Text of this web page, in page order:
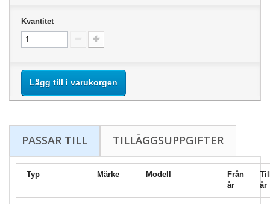
Kvantitet
Lägg till i varukorgen
PASSAR TILL TILLÄGGSUPPGIFTER
Typ Märke Modell
Från
år
år